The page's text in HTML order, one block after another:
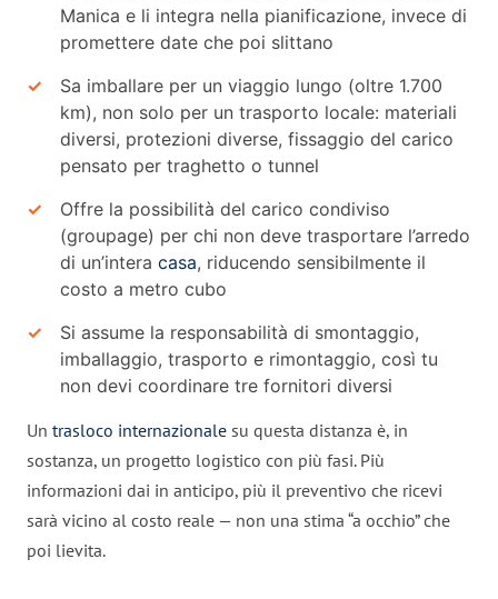
Manica e li integra nella pianificazione, invece di
promettere date che poi slittano
Sa imballare per un viaggio lungo (oltre 1.700
km), non solo per un trasporto locale: materiali
diversi, protezioni diverse, fissaggio del carico
pensato per traghetto o tunnel
Offre la possibilità del carico condiviso
(groupage) per chi non deve trasportare l’arredo
di un’intera casa, riducendo sensibilmente il
costo a metro cubo
Si assume la responsabilità di smontaggio,
imballaggio, trasporto e rimontaggio, così tu
non devi coordinare tre fornitori diversi
Un trasloco internazionale su questa distanza è, in
sostanza, un progetto logistico con più fasi. Più
informazioni dai in anticipo, più il preventivo che ricevi
sarà vicino al costo reale — non una stima “a occhio” che
poi lievita.